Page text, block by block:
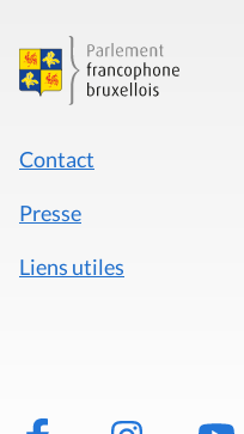
Contact
Presse
Liens utiles